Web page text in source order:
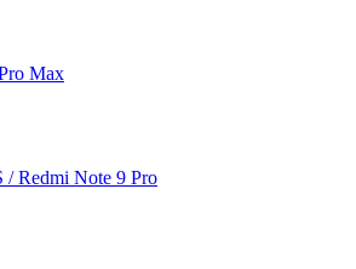
Max
/ Redmi Note 9 Pro